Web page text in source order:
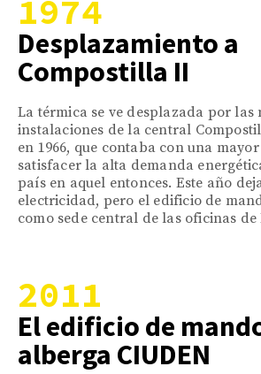
1974
Desplazamiento a
Compostilla II
La térmica se ve desplazada por las
instalaciones de la central
en 1966, que contaba con una
satisfacer la alta demanda
país en aquel entonces. Este año
electricidad, pero el edificio de
como sede central de las oficinas de
2011
El edificio de
alberga CIUDEN